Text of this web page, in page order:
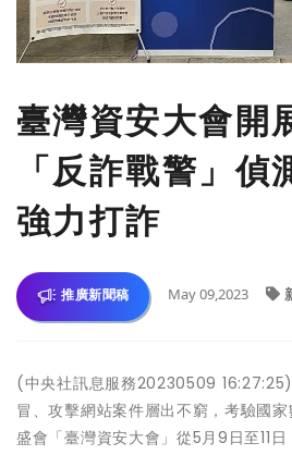
臺灣資安大會
「反詐戰警」偵
強力打詐
推廣新聞稿 May 09,2023
(中央社訊息服務20230509
冒、攻擊網站案件層出不窮，考驗國
盛會「臺灣資安大會」從5月9日至11